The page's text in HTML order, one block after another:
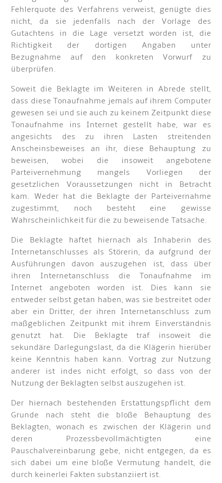
Fehlerquote des Verfahrens verweist, genügte dies
nicht, da sie jedenfalls nach der Vorlage des
Gutachtens in die Lage versetzt worden ist, die
Richtigkeit der dortigen Angaben unter
Bezugnahme auf den konkreten Vorwurf zu
überprüfen.
Soweit die Beklagte im Weiteren in Abrede stellt,
dass diese Tonaufnahme jemals auf ihrem Computer
gewesen sei und sie auch zu keinem Zeitpunkt diese
Tonaufnahme ins Internet gestellt habe, war es
angesichts des zu ihren Lasten streitenden
Anscheinsbeweises an ihr, diese Behauptung zu
beweisen, wobei die insoweit angebotene
Parteivernehmung mangels Vorliegen der
gesetzlichen Voraussetzungen nicht in Betracht
kam. Weder hat die Beklagte der Parteivernahme
zugestimmt, noch besteht eine gewisse
Wahrscheinlichkeit für die zu beweisende Tatsache.
Die Beklagte haftet hiernach als Inhaberin des
Internetanschlusses als Störerin, da aufgrund der
Ausführungen davon auszugehen ist, dass über
ihren Internetanschluss die Tonaufnahme im
Internet angeboten worden ist. Dies kann sie
entweder selbst getan haben, was sie bestreitet oder
aber ein Dritter, der ihren Internetanschluss zum
maßgeblichen Zeitpunkt mit ihrem Einverständnis
genutzt hat. Die Beklagte traf insoweit die
sekundäre Darlegungslast, da die Klägerin hierüber
keine Kenntnis haben kann. Vortrag zur Nutzung
anderer ist indes nicht erfolgt, so dass von der
Nutzung der Beklagten selbst auszugehen ist.
Der hiernach bestehenden Erstattungspflicht dem
Grunde nach steht die bloße Behauptung des
Beklagten, wonach es zwischen der Klägerin und
deren Prozessbevollmächtigten eine
Pauschalvereinbarung gebe, nicht entgegen, da es
sich dabei um eine bloße Vermutung handelt, die
durch keinerlei Fakten substanziiert ist.